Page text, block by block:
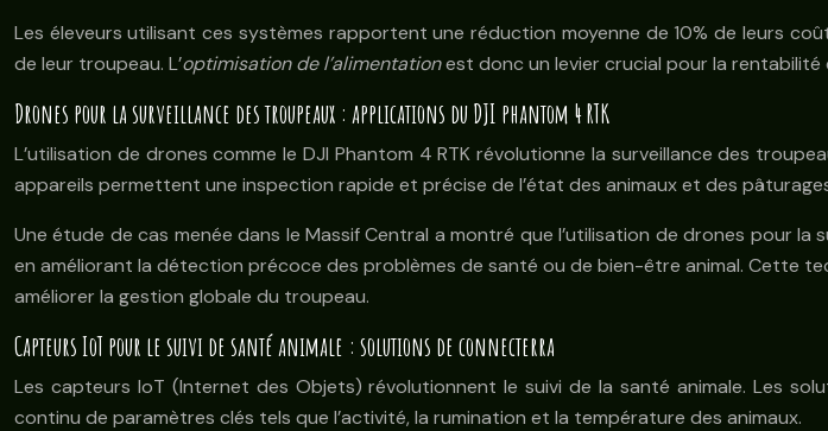
Les éleveurs utilisant ces systèmes rapportent une réduction moyenne de 10% de leurs
de leur troupeau. L’optimisation de l’alimentationest donc un levier crucial pour la rentabilité
Drones pour la surveillance des troupeaux : applications du DJI phantom 4 RTK
L’utilisation de drones comme le DJI Phantom 4 RTK révolutionne la surveillance des
appareils permettent une inspection rapide et précise de l’état des animaux et des
Une étude de cas menée dans le Massif Central a montré que l’utilisation de drones pour
en améliorant la détection précoce des problèmes de santé ou de bien-être animal. Cette
améliorer la gestion globale du troupeau.
Capteurs IoT pour le suivi de santé animale : solutions de connecterra
Les capteurs IoT (Internet des Objets) révolutionnent le suivi de la santé animale. Les
continu de paramètres clés tels que l’activité, la rumination et la température des animaux.